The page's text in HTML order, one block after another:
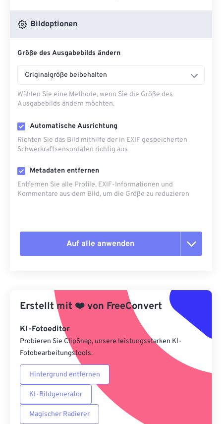
Bildoptionen
Größe des Ausgabebilds ändern
Originalgröße beibehalten
Wählen Sie eine Methode, wenn Sie die Größe des
Ausgabebilds ändern möchten.
Automatische Ausrichtung
Richten Sie das Bild mithilfe der in EXIF ​​gespeicherten
Schwerkraftsensordaten richtig aus
Metadaten entfernen
Entfernen Sie alle Profile, EXIF-Informationen und
Kommentare aus dem Bild, um die Größe zu reduzieren
Auf alle anwenden
Aus Vorgabe anwenden
Als Vorgabe speichern
Erstellt mit ❤️von FreeConvert
KI-Fotoeditor
Probieren Sie ClipSnap, unsere leistungsstarken KI-
Fotobearbeitungstools.
Hintergrund entfernen
KI-Bildgenerator
Magischer Radierer